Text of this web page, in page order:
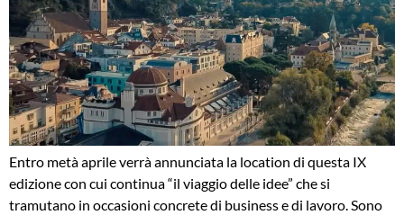
Entro metà aprile verrà annunciata la location di questa IX
edizione con cui continua “il viaggio delle idee” che si
tramutano in occasioni concrete di business e di lavoro. Sono